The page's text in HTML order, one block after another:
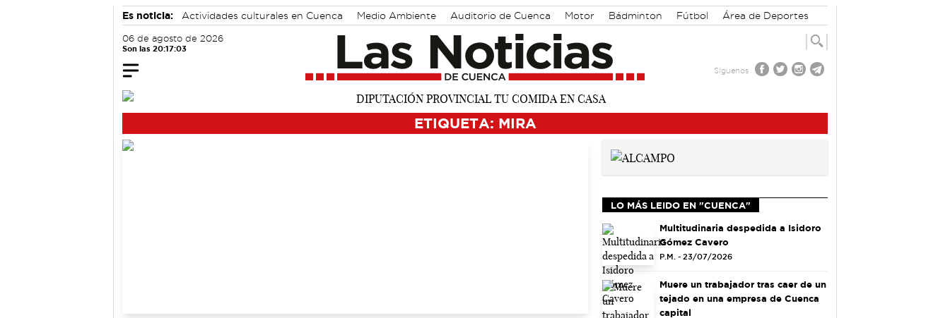
Es noticia: Actividades culturales en Cuenca Medio Ambiente Auditorio de Cuenca Motor Bádminton Fútbol Área de Deportes
06 de agosto de 2026
Son las 20:17:04
Síguenos
ETIQUETA: MIRA
LO MÁS LEIDO EN "CUENCA"
Multitudinaria despedida a Isidoro
Gómez Cavero
P.M. - 23/07/2026
Muere un trabajador tras caer de un
tejado en una empresa de Cuenca
capital